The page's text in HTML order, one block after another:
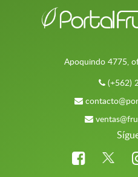
Apoquindo 4775,
(+562)